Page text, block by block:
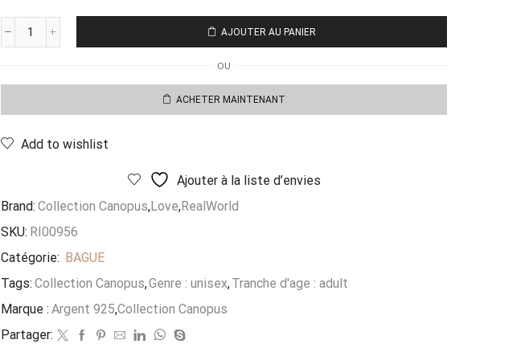
quantité
Solitaire
Alto
AJOUTER AU PANIER
OU
ACHETER MAINTENANT
Add to wishlist
Ajouter à la liste d’envies
Brand: Collection Canopus,Love,RealWorld
SKU: RI00956
Catégorie: BAGUE
Tags: Collection Canopus,Genre : unisex,Tranche d'age : adult
Marque : Argent 925,Collection Canopus
Partager: